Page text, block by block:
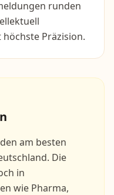
runden
Präzision.
am besten
Die
in
wie Pharma,